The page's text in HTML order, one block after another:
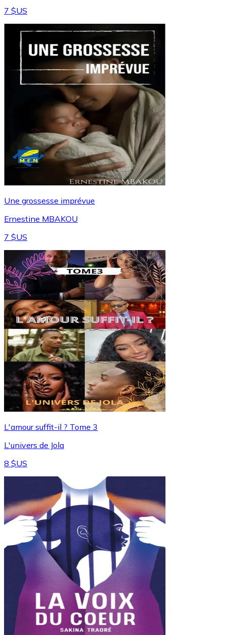
7 $US
Une grossesse imprévue
Ernestine MBAKOU
7 $US
L'amour suffit-il ? Tome 3
L'univers de Jola
8 $US